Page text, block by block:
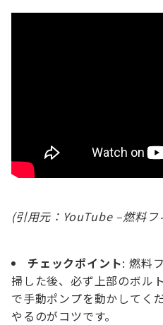
(引用元：YouTube –燃料フ
チェックポイント: 燃料
掃した後、必ず上部のボル
で手動ポンプを動かしてく
やるのがコツです。